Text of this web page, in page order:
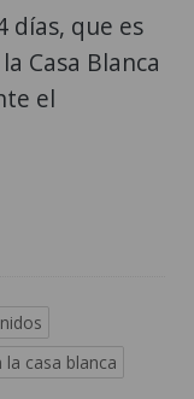
días, que es
Casa Blanca
el
la casa blanca